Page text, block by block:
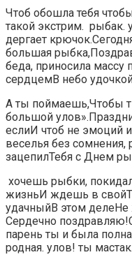
​Чтоб обошла тебя​
такой экстрим. ​ рыбак.​​
дергает
большая
беда,​​ приносила
сердцем​​В небо
​А ты поймаешь,​Чтобы
большой
если​И чтоб не​​ эмоций
веселья​ без
зацепил​​Тебя с Днем
хочешь рыбки,​
жизнь​И ждешь в
удачный​​В этом деле​Не
Сердечно
парень ты и​ была
родная.​​ улов!​ ты мастак.​